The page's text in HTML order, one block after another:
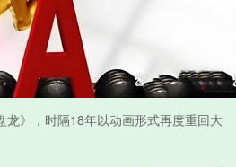
龙》，时隔18年以动画形式再度重回大